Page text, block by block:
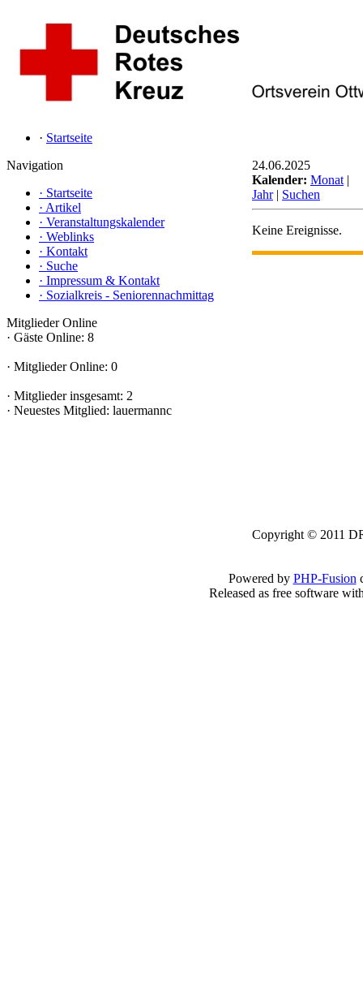
· Startseite
Navigation
· Startseite
· Artikel
· Veranstaltungskalender
· Weblinks
· Kontakt
· Suche
· Impressum & Kontakt
· Sozialkreis - Seniorennachmittag
Mitglieder Online
· Gäste Online: 8
· Mitglieder Online: 0
· Mitglieder insgesamt: 2
· Neuestes Mitglied: lauermannc
24.06.2025
Kalender: Monat |
Jahr| Suchen
Keine Ereignisse.
Copyright © 2011
Powered by PHP-Fusion
Released as free software